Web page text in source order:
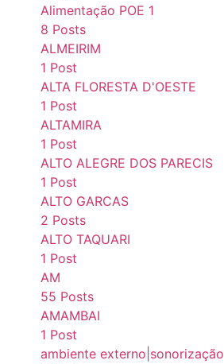
Alimentação POE 1
8 Posts
ALMEIRIM
1 Post
ALTA FLORESTA D'OESTE
1 Post
ALTAMIRA
1 Post
ALTO ALEGRE DOS PARECIS
1 Post
ALTO GARCAS
2 Posts
ALTO TAQUARI
1 Post
AM
55 Posts
AMAMBAI
1 Post
ambiente externo|sonorização